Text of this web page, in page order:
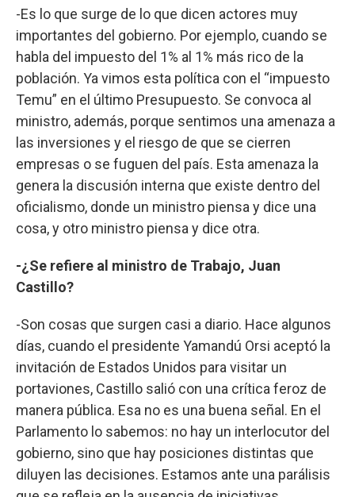
-Es lo que surge de lo que dicen actores muy
importantes del gobierno. Por ejemplo, cuando se
habla del impuesto del 1% al 1% más rico de la
población. Ya vimos esta política con el “impuesto
Temu” en el último Presupuesto. Se convoca al
ministro, además, porque sentimos una amenaza a
las inversiones y el riesgo de que se cierren
empresas o se fuguen del país. Esta amenaza la
genera la discusión interna que existe dentro del
oficialismo, donde un ministro piensa y dice una
cosa, y otro ministro piensa y dice otra.
-¿Se refiere al ministro de Trabajo, Juan
Castillo?
-Son cosas que surgen casi a diario. Hace algunos
días, cuando el presidente Yamandú Orsi aceptó la
invitación de Estados Unidos para visitar un
portaviones, Castillo salió con una crítica feroz de
manera pública. Esa no es una buena señal. En el
Parlamento lo sabemos: no hay un interlocutor del
gobierno, sino que hay posiciones distintas que
diluyen las decisiones. Estamos ante una parálisis